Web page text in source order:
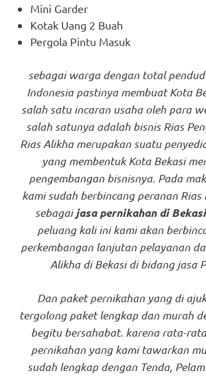
Mini Garder
Kotak Uang 2 Buah
Pergola Pintu Masuk
sebagai warga dengan total
Indonesia pastinya membuat Kota
salah satu incaran usaha oleh para
salah satunya adalah bisnis Rias
Rias Alikha merupakan suatu
yang membentuk Kota Bekasi
pengembangan bisnisnya. Pada
kami sudah berbincang peranan
sebagaijasa pernikahan di
peluang kali ini kami akan
perkembangan lanjutan pelayanan
Alikha di Bekasi di bidang jasa
Dan paket pernikahan yang di
tergolong paket lengkap dan murah
begitu bersahabat. karena rata-
pernikahan yang kami tawarkan
sudah lengkap dengan Tenda,